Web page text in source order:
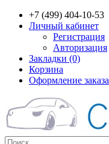
+7 (499) 404-10-53
Личный кабинет
Регистрация
Авторизация
Закладки (0)
Корзина
Оформление заказа